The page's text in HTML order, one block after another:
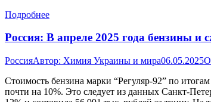
Подробнее
Россия: В апреле 2025 года бензины
РоссияАвтор: Химия Украины и мира06.05.2025
Стоимость бензина марки “Регуляр-92” по
почти на 10%. Это следует из данных Санкт-